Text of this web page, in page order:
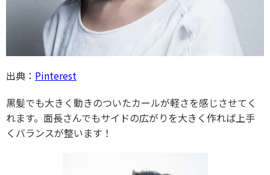
出典： Pinterest
黒髪でも大きく動きのついたカールが軽さを感じさせてく
れます。面長さんでもサイドの広がりを大きく作れば上手
くバランスが整います！